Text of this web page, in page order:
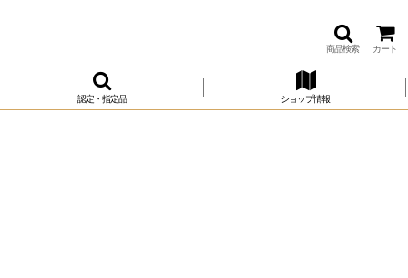
商品検索 カート
認定・指定品 ショップ情報